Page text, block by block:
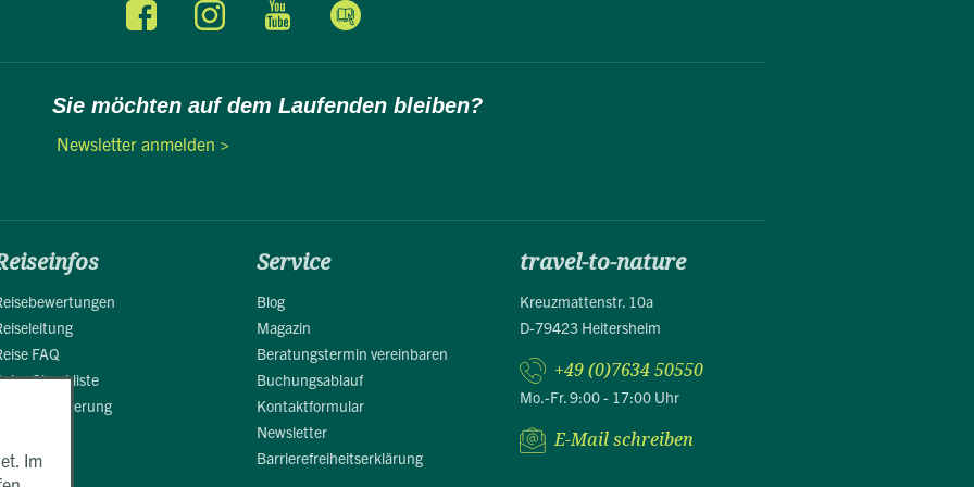
Sie möchten auf dem Laufenden bleiben?
Newsletter anmelden >
FAQ
Checkliste
Reiseversicherung
Service
Blog
Magazin
Beratungstermin vereinbaren
Buchungsablauf
Kontaktformular
Newsletter
Barrierefreiheitserklärung
travel-to-nature
Kreuzmattenstr. 10a
D-79423 Heitersheim
+49 (0)7634 50550
Mo.-Fr. 9:00 - 17:00 Uhr
E-Mail schreiben
Im